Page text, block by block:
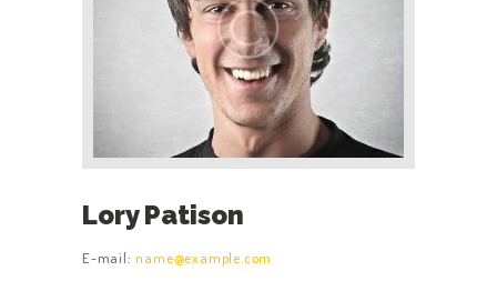
Lory Patison
E-mail:name@example.com